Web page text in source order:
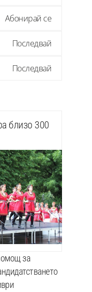
Абонирай се
Последвай
Последвай
близо 300
за